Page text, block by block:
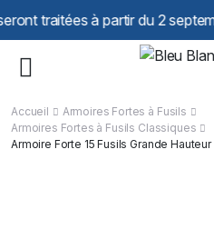
à partir du 2 septembre.
Accueil
Armoires Fortes à Fusils
Armoires Fortes à Fusils Classiques
Armoire Forte 15 Fusils Grande Hauteur
Panneau de gestion des cookies